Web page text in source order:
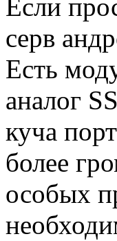
Если
серв
Есть
аналог
куча
более
особых